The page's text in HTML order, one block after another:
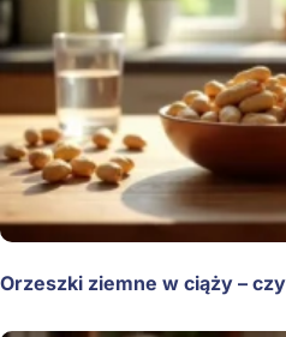
Orzeszki ziemne w ciąży –